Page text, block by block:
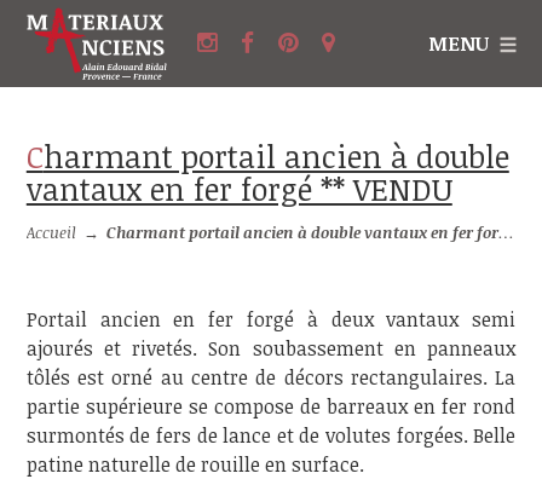
MENU
Charmant portail ancien à double
vantaux en fer forgé ** VENDU
Accueil → Charmant portail ancien à double vantaux en fer forgé ** VENDU
Portail ancien en fer forgé à deux vantaux semi
ajourés et rivetés. Son soubassement en panneaux
tôlés est orné au centre de décors rectangulaires. La
partie supérieure se compose de barreaux en fer rond
surmontés de fers de lance et de volutes forgées. Belle
patine naturelle de rouille en surface.